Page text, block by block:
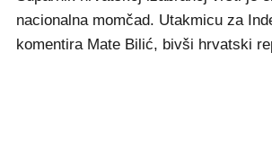
nacionalna momčad. Utakmicu za
komentira Mate Bilić, bivši hrvatski